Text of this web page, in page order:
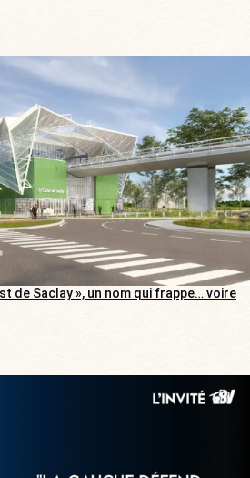
de Saclay », un nom qui frappe… voire